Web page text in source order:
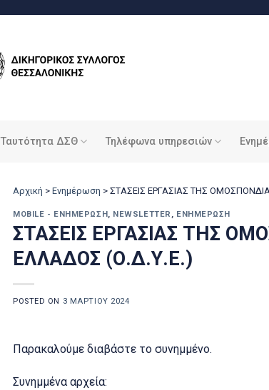
Ταυτότητα ΔΣΘ Τηλέφωνα υπηρεσιών
Αρχική > Ενημέρωση > ΣΤΑΣΕΙΣ ΕΡΓΑΣΙΑΣ ΤΗΣ
MOBILE - ΕΝΗΜΈΡΩΣΗ, NEWSLETTER , ΕΝΗΜΈΡΩΣΗ
ΣΤΑΣΕΙΣ ΕΡΓΑΣΙΑΣ ΤΗΣ
ΕΛΛΑΔΟΣ (Ο.Δ.Υ.Ε.)
POSTED ON 3 ΜΑΡΤΊΟΥ 2024
Παρακαλούμε διαβάστε το συνημμένο.
Συνημμένα αρχεία: